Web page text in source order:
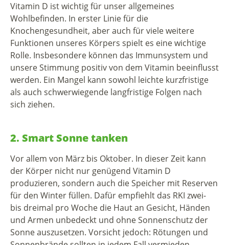
Vitamin D ist wichtig für unser allgemeines
Wohlbefinden. In erster Linie für die
Knochengesundheit, aber auch für viele weitere
Funktionen unseres Körpers spielt es eine wichtige
Rolle. Insbesondere können das Immunsystem und
unsere Stimmung positiv von dem Vitamin beeinflusst
werden. Ein Mangel kann sowohl leichte kurzfristige
als auch schwerwiegende langfristige Folgen nach
sich ziehen.
2. Smart Sonne tanken
Vor allem von März bis Oktober. In dieser Zeit kann
der Körper nicht nur genügend Vitamin D
produzieren, sondern auch die Speicher mit Reserven
für den Winter füllen. Dafür empfiehlt das RKI zwei-
bis dreimal pro Woche die Haut an Gesicht, Händen
und Armen unbedeckt und ohne Sonnenschutz der
Sonne auszusetzen. Vorsicht jedoch: Rötungen und